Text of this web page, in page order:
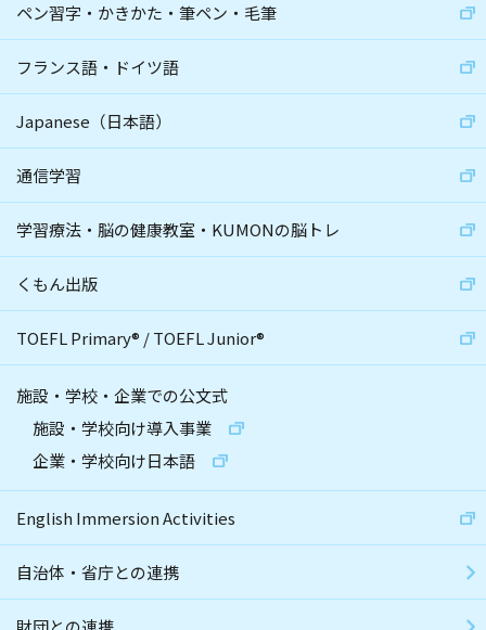
ペン習字・かきかた・筆ペン・毛筆
フランス語・ドイツ語
Japanese（日本語）
通信学習
学習療法・脳の健康教室・KUMONの脳トレ
くもん出版
TOEFL Primary® /TOEFL Junior®
施設・学校・企業での公文式
施設・学校向け導入事業
企業・学校向け日本語
English Immersion Activities
自治体・省庁との連携